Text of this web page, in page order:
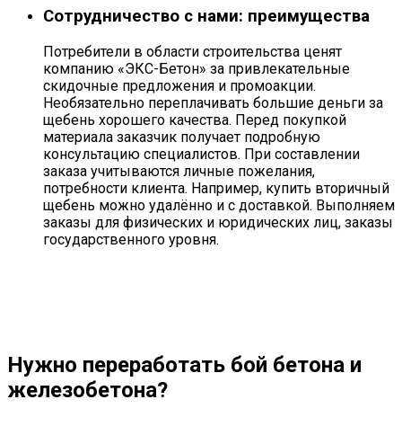
Сотрудничество с нами: преимущества
Потребители в области строительства ценят
компанию «ЭКС-Бетон» за привлекательные
скидочные предложения и промоакции.
Необязательно переплачивать большие деньги за
щебень хорошего качества. Перед покупкой
материала заказчик получает подробную
консультацию специалистов. При составлении
заказа учитываются личные пожелания,
потребности клиента. Например, купить вторичный
щебень можно удалённо и с доставкой. Выполняем
заказы для физических и юридических лиц, заказы
государственного уровня.
Нужно переработать бой бетона и
железобетона?